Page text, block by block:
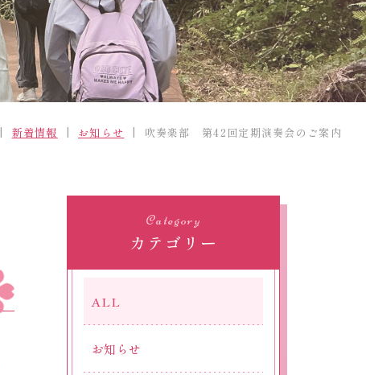
個人情報保護方針
採用情報
精華小学校
新着情報 お知らせ 吹奏楽部 第42回定期演奏会のご案内
Category
カテゴリー
ALL
お知らせ